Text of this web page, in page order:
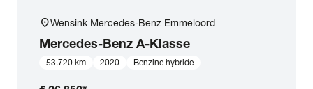
location_onWensink Mercedes-Benz Emmeloord
Mercedes-Benz A-Klasse
53.720 km 2020 Benzine hybride